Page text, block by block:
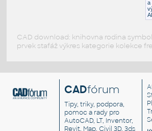
a
CAD download: knihovna rodina
prvek stafáž výkres kategorie kolekce
CADfórum
Tipy, triky, podpora,
pomoc a rady pro
AutoCAD, LT, Inventor,
Revit, Map, Civil 3D, 3ds